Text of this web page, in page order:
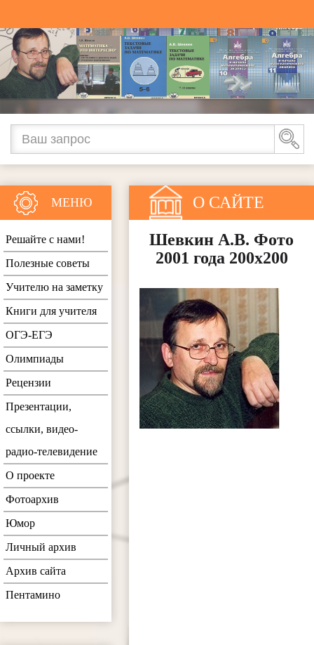
О САЙТЕ
Шевкин А.В. Фото
2001 года 200х200
МЕНЮ
Решайте с нами!
Полезные советы
Учителю на заметку
Книги для учителя
ОГЭ-ЕГЭ
Олимпиады
Рецензии
Презентации,
ссылки, видео-
радио-телевидение
О проекте
Фотоархив
Юмор
Личный архив
Архив сайта
Пентамино